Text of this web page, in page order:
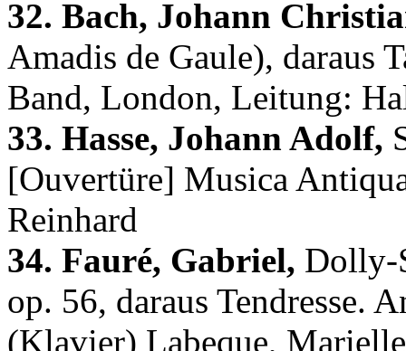
32. Bach, Johann
Amadis de Gaule), daraus
Band, London, Leitung:
33. Hasse, Johann Adolf,
[Ouvertüre] Musica
Reinhard
34. Fauré, Gabriel, Dolly-
op. 56, daraus Tendresse.
(Klavier) Labeque,